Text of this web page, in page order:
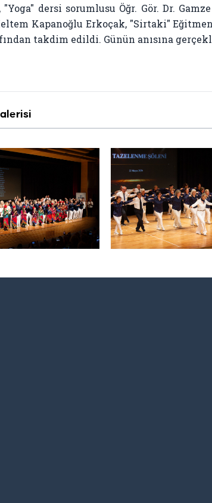
"Yoga" dersi sorumlusu Öğr. Gör. Dr.
Kapanoğlu Erkoçak, "Sirtaki"
takdim edildi. Günün anısına